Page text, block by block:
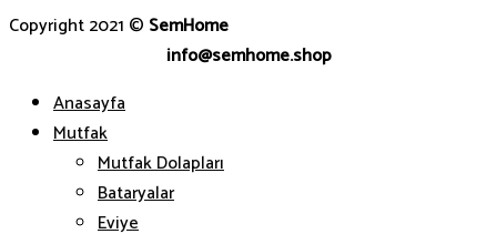
Copyright 2021 © SemHome
info@semhome.shop
Anasayfa
Mutfak
Mutfak Dolapları
Bataryalar
Eviye